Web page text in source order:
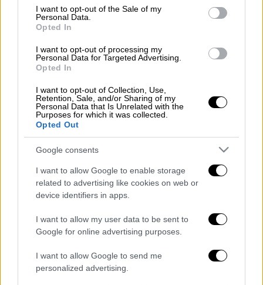
consent section.
I want to opt-out of the Sale of my
Personal Data.
Opted In
I want to opt-out of processing my
Personal Data for Targeted Advertising.
Opted In
I want to opt-out of Collection, Use,
Retention, Sale, and/or Sharing of my
Personal Data that Is Unrelated with the
Purposes for which it was collected.
Opted Out
Google consents
I want to allow Google to enable storage
related to advertising like cookies on web or
device identifiers in apps.
I want to allow my user data to be sent to
Google for online advertising purposes.
I want to allow Google to send me
personalized advertising.
Σημειώνεται ότι ηΠολωνία ανακοίνωσε την
Τετάρτη ότι ένας ρωσικής κατασκευής
πύραυλος έπεσε στα ανατολικά της χώρας,
σκοτώνοντας δύο ανθρώπους, αν και ο
πρόεδρος των
ότι είναι «απίθανο» να εκτοξεύθηκε από τη
Ρωσία.
ΟΛΕΣ ΟΙ ΕΙΔΗΣΕΙΣ
Συνεχίζεται το θρίλερ με τον πύραυλο
στην Πολωνία: «Ήταν Ουκρανικός», λένε
οι ΗΠΑ – Επιβεβαίωσε ο Μπάιντεν
«Απεγκλωβισμό» από το pressing για τις
παρακολουθήσεις αναζητά η κυβέρνηση:
Το νομοσχέδιο για την ΕΥΠ και οι
Ρούσσος στο ethnos.gr: Τα τρία σενάρια